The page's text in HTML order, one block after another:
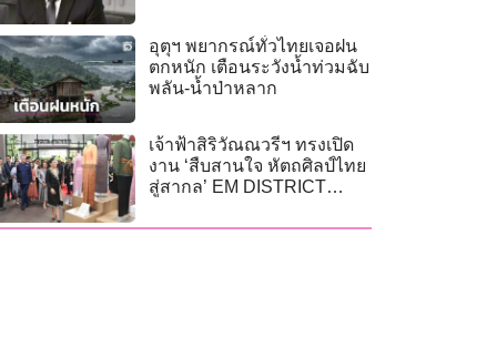
อุตุฯ พยากรณ์ทั่วไทยเจอฝน
ตกหนัก เตือนระวังน้ำท่วมฉับ
พลัน-น้ำป่าหลาก
เจ้าฟ้าสิริวัณณวรีฯ ทรงเปิด
งาน ‘สืบสานใจ หัตถศิลป์ไทย
สู่สากล’ EM DISTRICT